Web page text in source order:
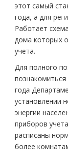
этот самый
года, а для
Работает
дома которых
учета.
Для полного
года
установлении
энергии
приборов
расписаны
более